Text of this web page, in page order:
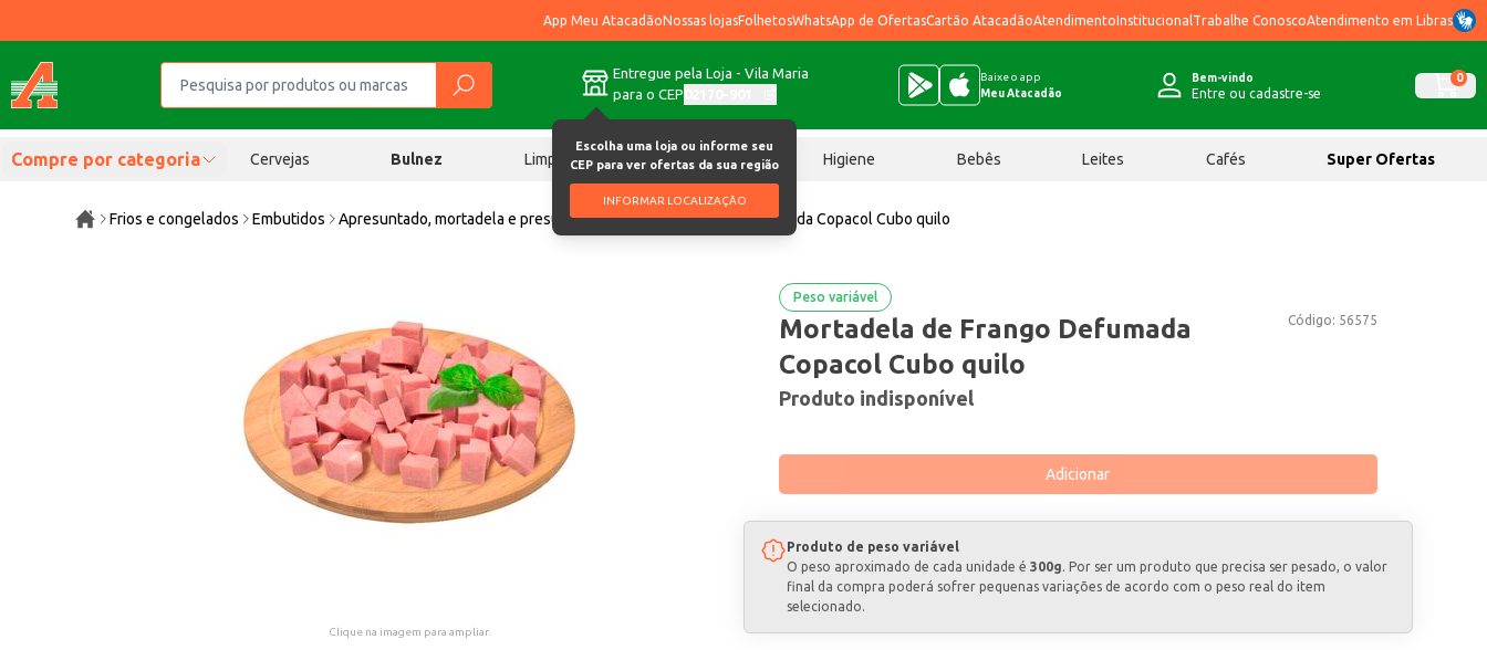
App Meu AtacadãoNossas lojasFolhetosWhatsApp de OfertasCartão AtacadãoAtendimentoInstitucional Trabalhe ConoscoAtendimento em Libras
Entregue pela Loja - Vila Maria
para o CEP
Escolha uma loja ou informe seu
CEP para ver ofertas da sua região
INFORMAR LOCALIZAÇÃO
Baixe o app
Meu Atacadão
Bem-vindo
Entre ou cadastre-se
0
Compre por categoria Cervejas Bulnez Limpeza Chocolates Higiene Bebês Leites Cafés Super Ofertas
Frios e congelados Embutidos Apresuntado, mortadela e presunto Mortadela de Frango Defumada Copacol Cubo quilo
Clique na imagem para ampliar.
Peso variável
Código: 56575
Mortadela de Frango Defumada
Copacol Cubo quilo
Produto indisponível
Adicionar
Produto de peso variável
O peso aproximado de cada unidade é 300g. Por ser um produto que precisa ser pesado, o valor
final da compra poderá sofrer pequenas variações de acordo com o peso real do item
selecionado.